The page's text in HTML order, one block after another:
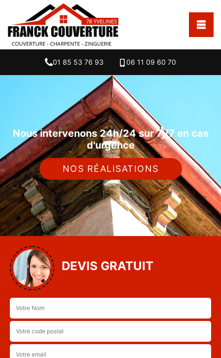
01 85 53 76 93 06 11 09 60 70
Nous intervenons 24h/24 sur 7j/7 en cas
d'urgence
NOS RÉALISATIONS
DEVIS GRATUIT